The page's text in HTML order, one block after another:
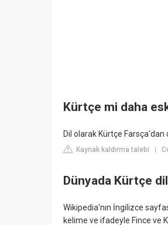
Kürtçe mi daha
Dil olarak Kürtçe Farsça'dan
Kaynak kaldırma talebi |
Dünyada Kürtçe dili
Wikipedia'nın İngilizce
kelime ve ifadeyle Fince ve